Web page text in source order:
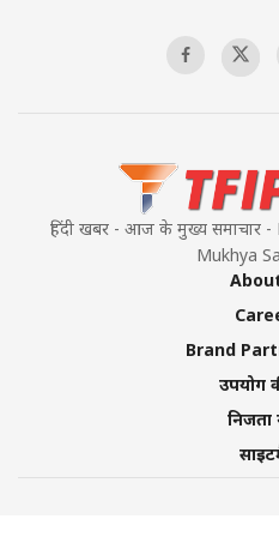
हिंदी खबर - आज के मुख्य समाचार
Mukhya
Brand
उपयोग
निजता